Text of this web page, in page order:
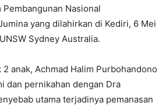
Nasional
yang dilahirkan di Kediri, 6 Mei
Sydney Australia.
anak, Achmad Halim Purbohandono
dan pernikahan dengan Dra
utama terjadinya pemanasan